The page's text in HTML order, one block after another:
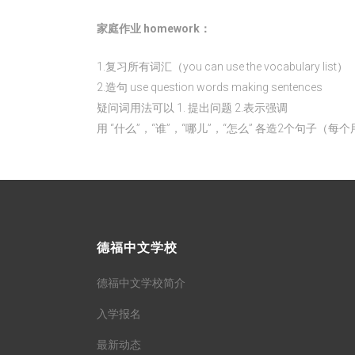
家庭作业 homework：
1.复习所有词汇（you can use the vocabulary list）
2.造句 use question words making sentences
疑问词用法可以 1. 提出问题 2.表示强调
用 “什么”，“谁”，“哪儿”，“怎么” 各造2个句子（每个
德福中文学校
德福中文学校简介
入学报名
最新动态